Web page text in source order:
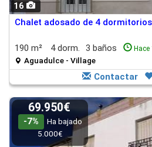
16
Chalet adosado de 4
190 m² 4 dorm. 3 baños
Aguadulce - Village
Contactar
69.950€
-7%
Ha bajado
5.000€